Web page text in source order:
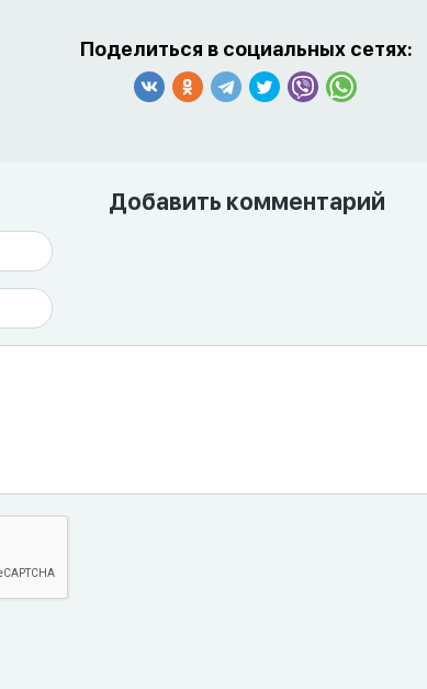
Поделиться в социальных сетях:
Добавить комментарий